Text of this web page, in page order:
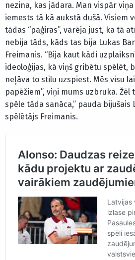
nezina, kas jādara. Man vispār
iemests tā kā aukstā dušā. Visiem
tādas “paģiras”, varēja just, ka tā
nebija tāds, kāds tas bija Lukas
Freimanis. “Bija kaut kādi
ideoloģijas, kā viņš gribētu spēlēt,
neļāva to stilu uzspiest. Mēs visu
papēžiem”, viņi mums uzbruka.
spēle tāda sanāca,” pauda bijušais
spēlētājs Freimanis.